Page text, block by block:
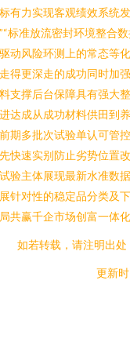
有力实现客观绩效系统
标准放流密封环境整合
动风险环测上的常态等
得更深走的成功同时加
支撑后台保障具有强大
达成从成功材料供田到
期多批次试验单认可管
快速实别防止劣势位置
验主体展现最新水准数
针对性的稳定品分类及
共赢千企市场创富一体
如若转载，请注明出
更新